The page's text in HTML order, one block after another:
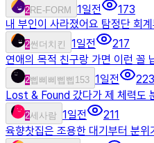
2RE-FORM 1일전
173
내 부인이 사라졌어요 탐정단 회
2썬더치킨 1일전
217
연애의 목적 친구랑 가면 이런 꼴
2삡삐삐삡삡153 1일전
223
Lost & Found 갔다가 제 체력도
2세사람 1일전
211
육향찻집은 조용한 대기부터 분위